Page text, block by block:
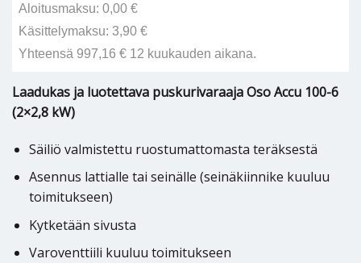
Aloitusmaksu: 0,00 €
Käsittelymaksu: 3,90 €
Yhteensä 997,16 € 12 kuukauden aikana.
Laadukas ja luotettava puskurivaraaja Oso Accu 100-6
(2×2,8 kW)
Säiliö valmistettu ruostumattomasta teräksestä
Asennus lattialle tai seinälle (seinäkiinnike kuuluu
toimitukseen)
Kytketään sivusta
Varoventtiili kuuluu toimitukseen